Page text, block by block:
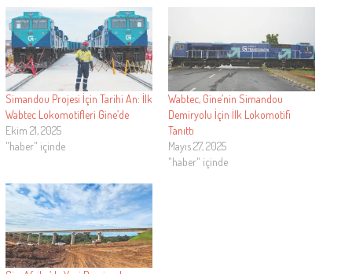
Simandou Projesi İçin Tarihi An: İlk
Wabtec Lokomotifleri Gine’de
Ekim 21, 2025
"haber" içinde
Wabtec, Gine’nin Simandou
Demiryolu İçin İlk Lokomotifi
Tanıttı
Mayıs 27, 2025
"haber" içinde